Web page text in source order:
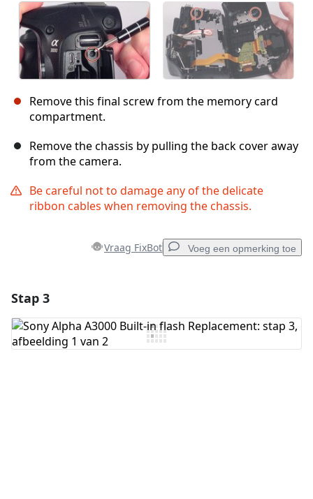
Remove this final screw from the memory card
compartment.
Remove the chassis by pulling the back cover away
from the camera.
Be careful not to damage any of the delicate
ribbon cables when removing the chassis.
Vraag FixBot Voeg een opmerking toe
Voeg opmerking toe
Stap 3